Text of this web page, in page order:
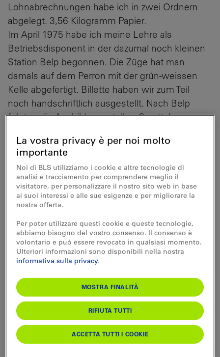
Lohnabrechnungen habe ich in zwei Ordnern
abgelegt. 3,56 Kilogramm Papier.
Im April 1975 habe ich meine Lehre als
Betriebsdisponent in der dazumal noch kleinen
Station Belp begonnen. Die Züge hat man
damals auf dem Perron mit der grün-weissen
Kelle abgefertigt. Billette haben wir zum Teil
noch handschriftlich ausgestellt. Nach Belp
folgten die Ausbildungsstellen Gwatt, Ins,
Einnehmerei, wie der Billettschalter dort
genannt wurde.
In Ins arbeiteten viele angefressene Fischer,
inklusive Bahnhofsvorstand. Vor oder nach dem
Dienst ist man zusammen, zum Teil mit dem
Bielersee gefahren, um Felchen zu fischen.
Zwar wurde es nicht gerne gesehen, dass wir
unsere Vorgesetzten duzten. Aber beim Fischen
per Sie, das wäre doch komisch gewesen! Der
Ausbildungsleiter in Bern hatte auch sonst seine
Prinzipien. Als ich 18 Jahre alt wurde, hat man
uns Lehrlingen untersagt, die Autoprüfung zu
machen. ‹Ein Bähnler fährt Zug›, war die
damalige Devise. Über dieses Verbot habe ich
La vostra privacy è per noi molto
importante
Noi di BLS utilizziamo i cookie e altre tecnologie di
analisi e tracciamento per comprendere meglio il
visitatore, per personalizzare il nostro sito web in base
ai suoi interessi e alle sue esigenze e per migliorare la
nostra offerta.
Per poter utilizzare questi cookie e queste tecnologie,
abbiamo bisogno del vostro consenso. Il consenso è
volontario e può essere revocato in qualsiasi momento.
Ulteriori informazioni sono disponibili nella nostra
informativa sulla privacy.
MOSTRA FINALITÀ
RIFIUTA TUTTI
ACCETTA TUTTI I COOKIE